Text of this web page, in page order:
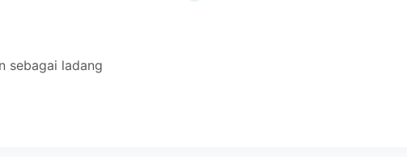
sebagai ladang